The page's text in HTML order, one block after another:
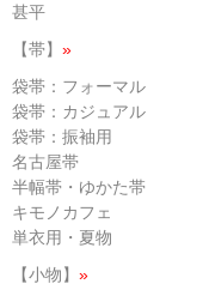
甚平
【帯】 »
袋帯：フォーマル
袋帯：カジュアル
袋帯：振袖用
名古屋帯
半幅帯・ゆかた帯
キモノカフェ
単衣用・夏物
【小物】 »